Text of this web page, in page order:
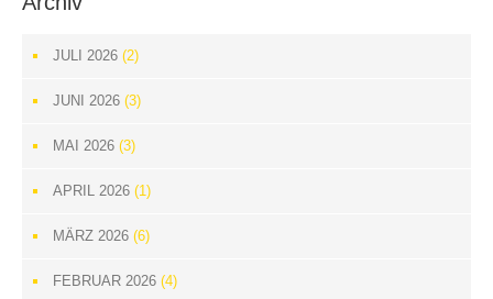
JULI 2026 (2)
JUNI 2026 (3)
MAI 2026 (3)
APRIL 2026 (1)
MÄRZ 2026 (6)
FEBRUAR 2026 (4)